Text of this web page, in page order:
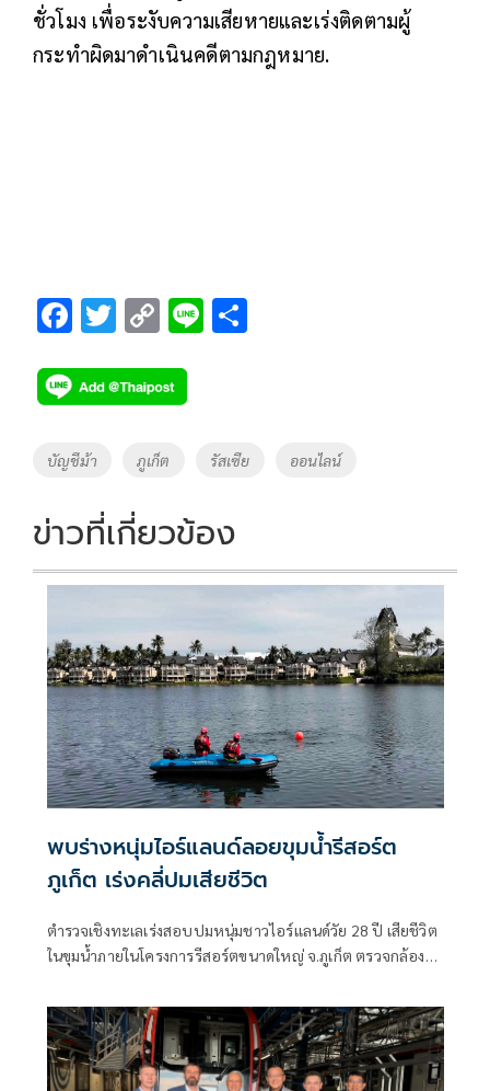
ชั่วโมง เพื่อระงับความเสียหายและเร่งติดตามผู้
กระทำผิดมาดำเนินคดีตามกฎหมาย.
F
e
b
o
k
T
tt
er
C
p
y
Li
k
Li
Tags
บัญชีม้า ภูเก็ต รัสเซีย ออนไลน์
ข่าวที่เกี่ยวข้อง
พบร่างหนุ่มไอร์แลนด์ลอยขุมน้ำรีสอร์ต
ภูเก็ต เร่งคลี่ปมเสียชีวิต
ตำรวจเชิงทะเลเร่งสอบปมหนุ่มชาวไอร์แลนด์วัย 28 ปี เสียชีวิต
ในขุมน้ำภายในโครงการรีสอร์ตขนาดใหญ่ จ.ภูเก็ต ตรวจกล้อง
ประสานสถานทูตแจ้งครอบครัวแล้ว